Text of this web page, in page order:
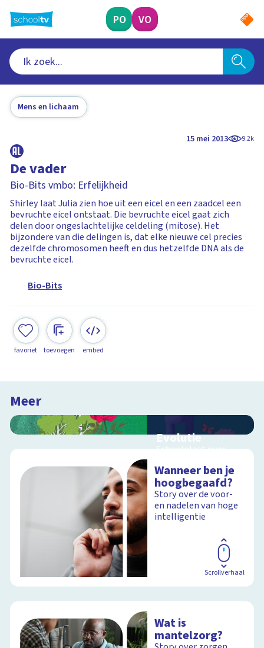
naar
hoofdinhoud
PO VO
Mens en lichaam
15 mei 2013 9.2k
De vader
Bio-Bits vmbo: Erfelijkheid
Shirley laat Julia zien hoe uit een eicel en een zaadcel een
bevruchte eicel ontstaat. Die bevruchte eicel gaat zich
delen door ongeslachtelijke celdeling (mitose). Het
bijzondere van die delingen is, dat elke nieuwe cel precies
dezelfde chromosomen heeft en dus hetzelfde DNA als de
bevruchte eicel.
Bio-Bits
favoriet toevoegen embed
Meer
Evolutie
Schoolplaat over
geologische
tijdschaal
Wanneer ben je
hoogbegaafd?
Story over de voor-
en nadelen van hoge
intelligentie
Scrollverhaal
Wat is
mantelzorg?